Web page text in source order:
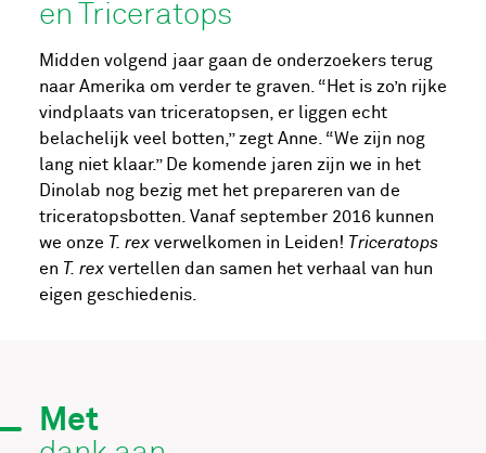
en Triceratops
Midden volgend jaar gaan de onderzoekers terug
naar Amerika om verder te graven. “Het is zo’n rijke
vindplaats van triceratopsen, er liggen echt
belachelijk veel botten,” zegt Anne. “We zijn nog
lang niet klaar.” De komende jaren zijn we in het
Dinolab nog bezig met het prepareren van de
triceratopsbotten. Vanaf september 2016 kunnen
we onze T. rexverwelkomen in Leiden! Triceratops
en T. rexvertellen dan samen het verhaal van hun
eigen geschiedenis.
Met